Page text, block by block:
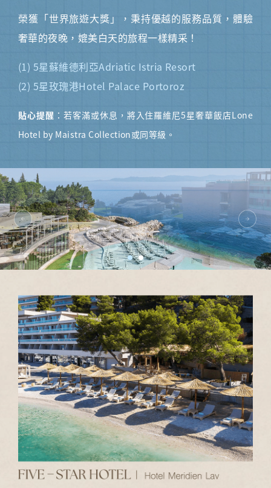
榮獲「世界旅遊大獎」，秉持優越的服務品質，體驗
奢華的夜晚，媲美白天的旅程一樣精采！
(1) 5星蘇維德利亞Adriatic Istria Resort
(2) 5星玫瑰港Hotel Palace Portoroz
貼心提醒 ：若客滿或休息，將入住羅維尼5星奢華飯店Lone
Hotel by Maistra Collection或同等級。
Previous